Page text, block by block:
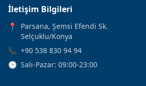
İletişim Bilgileri
📍
Parsana, Şemsi Efendi Sk.
Selçuklu/Konya
📞 +90 538 830 94 94
🕒 Salı-Pazar: 09:00-23:00